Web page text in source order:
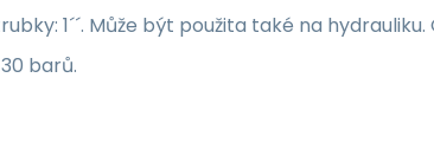
1´´. Může být použita také na
barů.